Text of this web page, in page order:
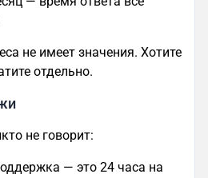
не имеет значения. Хотите
отдельно.
не говорит:
— это 24 часа на